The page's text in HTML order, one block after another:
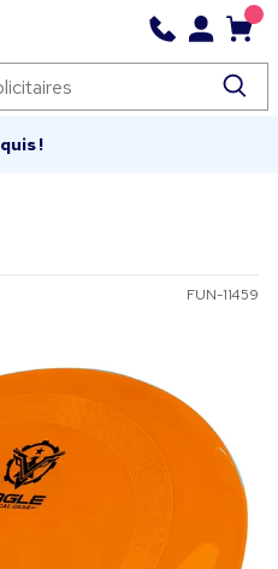
!
FUN-11459